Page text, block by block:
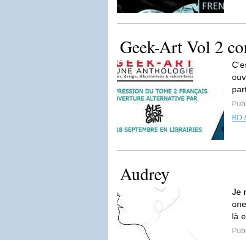
Geek-Art Vol 2
BD
Audrey
Je
là